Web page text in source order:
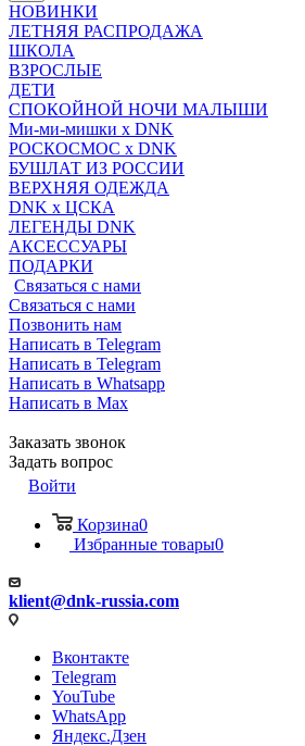
НОВИНКИ
ЛЕТНЯЯ РАСПРОДАЖА
ШКОЛА
ВЗРОСЛЫЕ
ДЕТИ
СПОКОЙНОЙ НОЧИ МАЛЫШИ
Ми-ми-мишки x DNK
РОСКОСМОС x DNK
БУШЛАТ ИЗ РОССИИ
ВЕРХНЯЯ ОДЕЖДА
DNK x ЦСКА
ЛЕГЕНДЫ DNK
АКСЕССУАРЫ
ПОДАРКИ
Связаться с нами
Связаться с нами
Позвонить нам
Написать в Telegram
Написать в Telegram
Написать в Whatsapp
Написать в Max
Заказать звонок
Задать вопрос
Войти
Корзина0
Избранные товары0
klient@dnk-russia.com
Вконтакте
Telegram
YouTube
WhatsApp
Яндекс.Дзен